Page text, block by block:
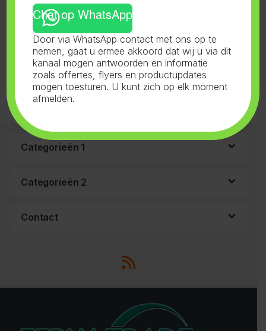
Toont alle 4 resultaten
Categorieën 1
Categorieën 2
Contact
Chat op WhatsApp
Door via WhatsApp contact met ons op te
nemen, gaat u ermee akkoord dat wij u via dit
kanaal mogen antwoorden en informatie
zoals offertes, flyers en productupdates
mogen toesturen. U kunt zich op elk moment
afmelden.